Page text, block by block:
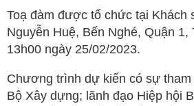
Toạ đàm được tổ chức tại Khách
Nguyễn Huệ, Bến Nghé, Quận 1,
13h00 ngày 25/02/2023.
Chương trình dự kiến có sự tham
Bộ Xây dựng; lãnh đạo Hiệp hội